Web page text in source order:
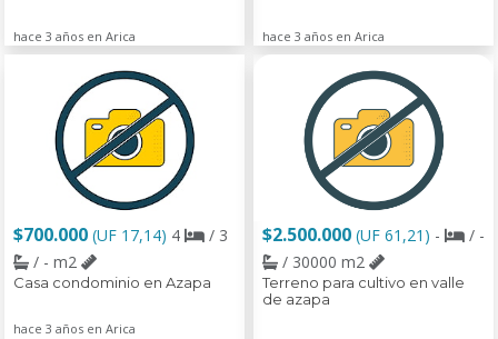
hace 3 años en Arica hace 3 años en Arica
$700.000 (UF 17,14) 4
/ 3
/ - m2
Casa condominio en Azapa
hace 3 años en Arica
$2.500.000 (UF 61,21) -
/ -
/ 30000 m2
Terreno para cultivo en valle
de azapa